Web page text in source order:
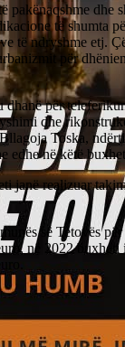
pakënaqshme dhe
të shumta
të ndryshme etj.
për
për
dhe
Toska,
edhe në këtë
janë realizuar
së Tetovës
në 2022